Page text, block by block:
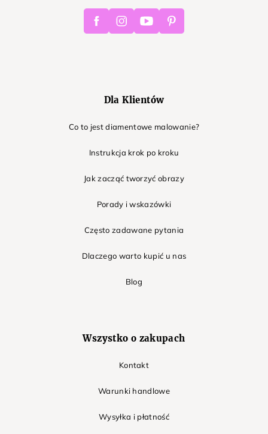
FacebookInstagramYoutube Pinterest
Dla Klientów
Co to jest diamentowe malowanie?
Instrukcja krok po kroku
Jak zacząć tworzyć obrazy
Porady i wskazówki
Często zadawane pytania
Dlaczego warto kupić u nas
Blog
Wszystko o zakupach
Kontakt
Warunki handlowe
Wysyłka i płatność